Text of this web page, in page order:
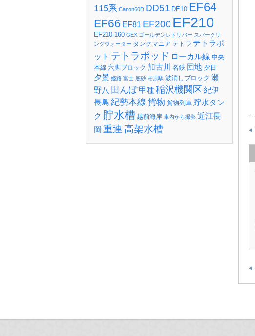
115系 Canon60D DD51 DE10 EF64
EF66 EF81 EF200 EF210
EF210-160 GEX ゴールデンレトリバー スパークリ
ングウォーター タンクマニア テトラ テトラポ
ット テトラポッド ローカル線 中央
本線 六脚ブロック 加古川 名鉄 団地 夕日
夕景 姫路 富士 底砂 柏原駅 波消しブロック 瀬
野八 田んぼ 甲種稲沢機関区 紀伊
長島 紀勢本線 貨物 貨物列車 貯水タン
ク 貯水槽 越前海岸 車内から撮影 近江長
岡 重連 高架水槽